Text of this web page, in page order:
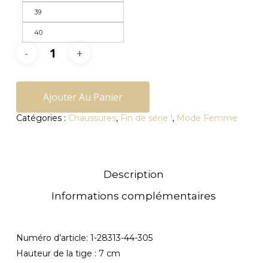
39
40
Ajouter Au Panier
Catégories : Chaussures, Fin de série !, Mode Femme
Description
Informations complémentaires
Numéro d’article: 1-28313-44-305
Hauteur de la tige : 7 cm